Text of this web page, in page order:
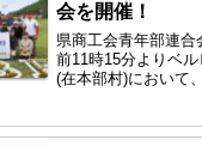
会を開催！
県商工会青年部連合
前11時15分よりベ
(在本部村)において
町商工会青年部幹